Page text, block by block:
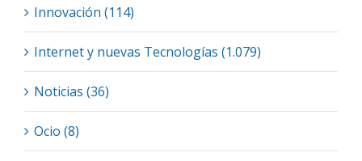
Innovación (114)
Internet y nuevas Tecnologías (1.079)
Noticias (36)
Ocio (8)